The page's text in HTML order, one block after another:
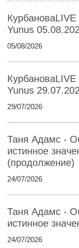
Yunus
05/08/2026
Yunus
29/07/2026
Таня Адамс -
истинное
(продолжение)
24/07/2026
Таня Адамс -
истинное
24/07/2026